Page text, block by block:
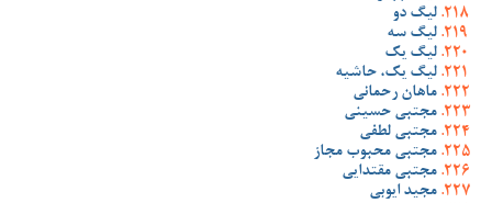
لیگ دو
لیگ سه
لیگ یک
لیگ یک، حاشیه
ماهان رحمانی
مجتبی حسینی
مجتبی لطفی
مجتبی محبوب مجاز
مجتبی مقتدایی
مجید ایوبی